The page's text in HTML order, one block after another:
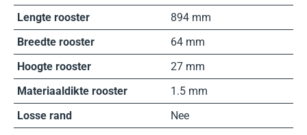
Lengte rooster
894 mm
Breedte rooster
64 mm
Hoogte rooster
27 mm
Materiaaldikte rooster
1.5 mm
Losse rand
Nee